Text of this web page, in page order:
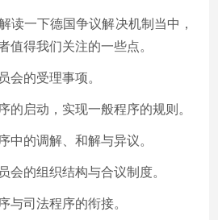
读一下德国争议解决机制当中，
值得我们关注的一些点。
会的受理事项。
的启动，实现一般程序的规则。
中的调解、和解与异议。
会的组织结构与合议制度。
与司法程序的衔接。